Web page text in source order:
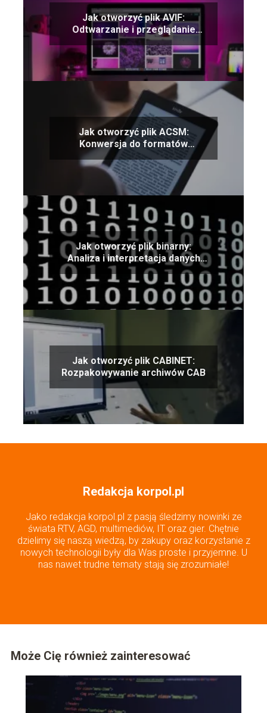
Jak otworzyć plik AVIF:
Odtwarzanie i przeglądanie
obrazów AVIF
Jak otworzyć plik ACSM:
Konwersja do formatów
czytników e-booków
Jak otworzyć plik binarny:
Analiza i interpretacja danych
binarnych
Jak otworzyć plik CABINET:
Rozpakowywanie archiwów CAB
Redakcja korpol.pl
Jako redakcja korpol.pl z pasją śledzimy nowinki ze
świata RTV, AGD, multimediów, IT oraz gier. Chętnie
dzielimy się naszą wiedzą, by zakupy oraz korzystanie z
nowych technologii były dla Was proste i przyjemne. U
nas nawet trudne tematy stają się zrozumiałe!
Może Cię również zainteresować